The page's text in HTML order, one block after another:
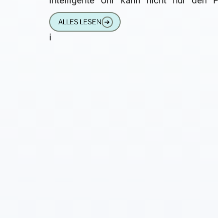
messen, Kalorien und Schritte zählen,
ALLES LESEN ➔
i